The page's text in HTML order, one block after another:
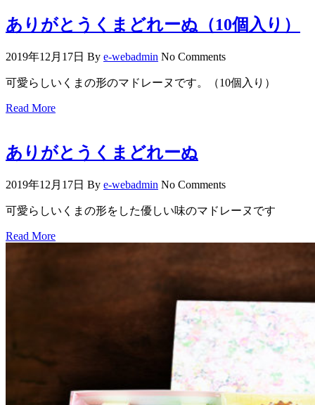
ありがとうくまどれーぬ（10個入り）
2019年12月17日 By e-webadmin No Comments
可愛らしいくまの形のマドレーヌです。（10個入り）
Read More
ありがとうくまどれーぬ
2019年12月17日 By e-webadmin No Comments
可愛らしいくまの形をした優しい味のマドレーヌです
Read More